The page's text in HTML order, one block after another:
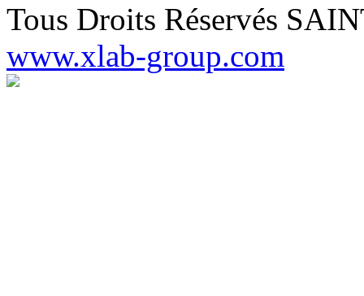
Tous Droits Réservés
www.xlab-group.com